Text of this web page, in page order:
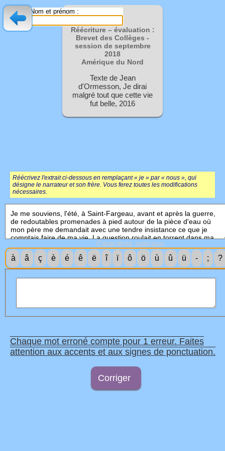
Nom et prénom :
Réécriture – évaluation :
Brevet des Collèges -
session de septembre
2018
Amérique du Nord
Texte de Jean
d'Ormesson, Je dirai
malgré tout que cette vie
fut belle, 2016
Réécrivez l'extrait ci-dessous en remplaçant « je » par « nous », qui
désigne le narrateur et son frère. Vous ferez toutes les modifications
nécessaires.
Caractères spéciaux
à
â ç è é ê ë î ï ô ö ù û ü - ; ?
Chaque mot erroné compte pour 1 erreur. Faites
attention aux accents et aux signes de ponctuation.